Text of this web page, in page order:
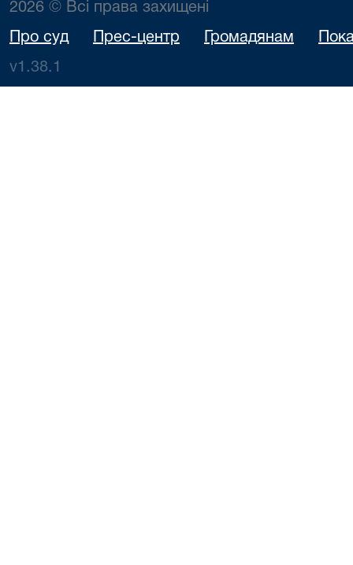
2026 © Всі права захищені
Про суд Прес-центр Громадянам
v1.38.1